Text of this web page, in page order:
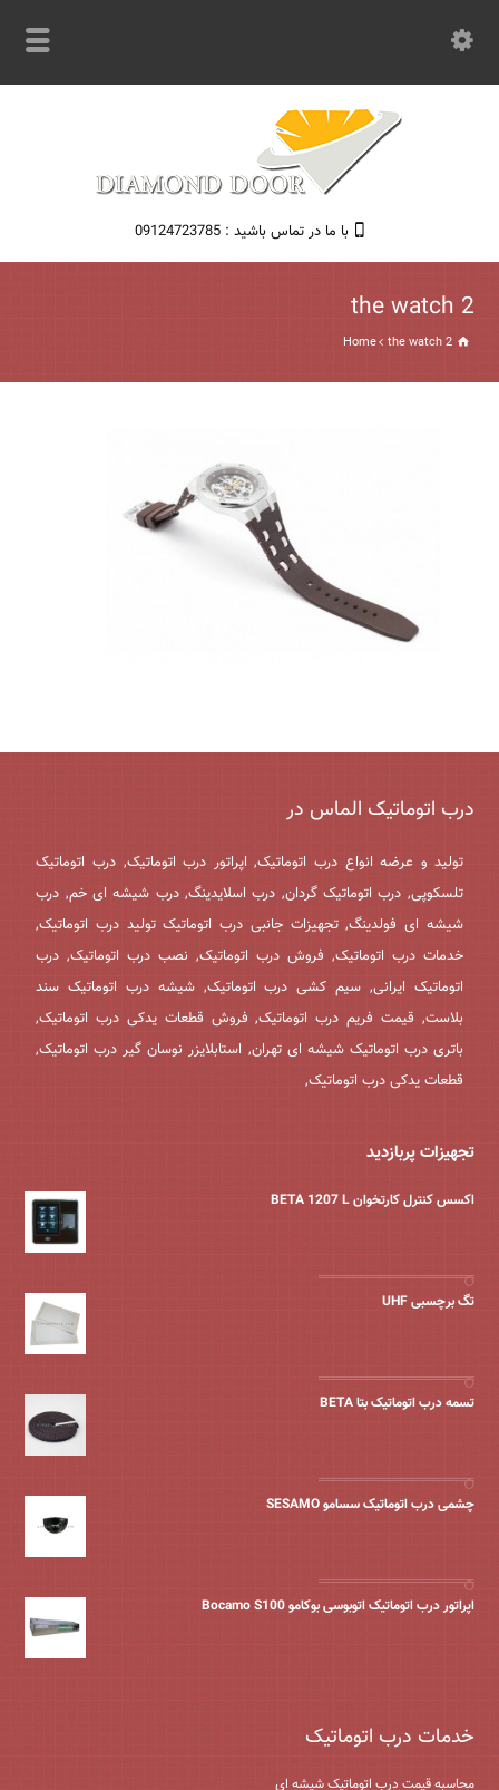
با ما در تماس باشید : 09124723785
the watch 2
Home the watch 2
درب اتوماتیک الماس در
تولید و عرضه انواع درب اتوماتیک, اپراتور درب اتوماتیک, درب اتوماتیک
تلسکوپی, درب اتوماتیک گردان, درب اسلایدینگ, درب شیشه ای خم, درب
شیشه ای فولدینگ, تجهیزات جانبی درب اتوماتیک تولید درب اتوماتیک,
خدمات درب اتوماتیک, فروش درب اتوماتیک, نصب درب اتوماتیک, درب
اتوماتیک ایرانی, سیم کشی درب اتوماتیک, شیشه درب اتوماتیک سند
بلاست, قیمت فریم درب اتوماتیک, فروش قطعات یدکی درب اتوماتیک,
باتری درب اتوماتیک شیشه ای تهران, استابلایزر نوسان گیر درب اتوماتیک,
قطعات یدکی درب اتوماتیک,
تجهیزات پربازدید
اکسس کنترل کارتخوان BETA 1207 L
تگ برچسبی UHF
تسمه درب اتوماتیک بتا BETA
چشمی درب اتوماتیک سسامو SESAMO
اپراتور درب اتوماتیک اتوبوسی بوکامو Bocamo S100
خدمات درب اتوماتیک
محاسبه قیمت درب اتوماتیک شیشه ‌ای